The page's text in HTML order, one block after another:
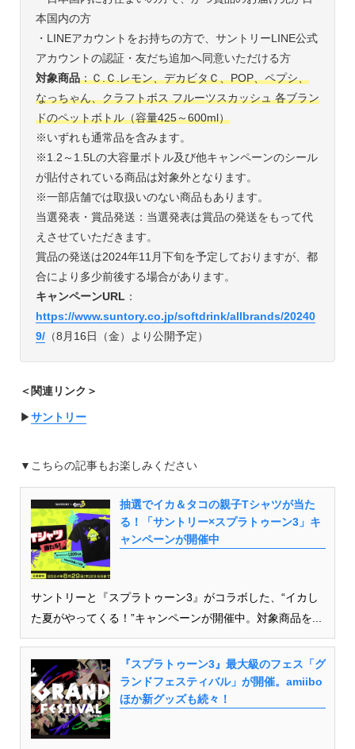
本国内の方
・LINEアカウントをお持ちの方で、サントリーLINE公式
アカウントの認証・友だち追加へ同意いただける方
対象商品：Ｃ.Ｃ.レモン、デカビタＣ、POP、ペプシ、
なっちゃん、クラフトボス フルーツスカッシュ 各ブラン
ドのペットボトル（容量425～600ml）
※いずれも通常品を含みます。
※1.2～1.5Lの大容量ボトル及び他キャンペーンのシール
が貼付されている商品は対象外となります。
※一部店舗では取扱いのない商品もあります。
当選発表・賞品発送：当選発表は賞品の発送をもって代
えさせていただきます。
賞品の発送は2024年11月下旬を予定しておりますが、都
合により多少前後する場合があります。
キャンペーンURL ：
https://www.suntory.co.jp/softdrink/allbrands/20240
9/（8月16日（金）より公開予定）
＜関連リンク＞
▶︎サントリー
▼こちらの記事もお楽しみください
抽選でイカ＆タコの親子Tシャツが当た
る！「サントリー×スプラトゥーン3」キ
ャンペーンが開催中
サントリーと『スプラトゥーン3』がコラボした、“イカし
た夏がやってくる！”キャンペーンが開催中。対象商品を...
『スプラトゥーン3』最大級のフェス「グ
ランドフェスティバル」が開催。amiibo
ほか新グッズも続々！